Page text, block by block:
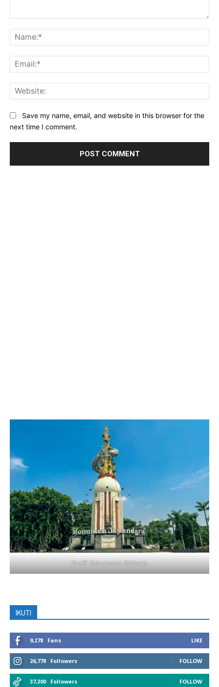
Save my name, email, and website in this browser for the
next time I comment.
Profil Kabupaten Sidoarjo
IKUTI
9,278 Fans LIKE
26,778 Followers FOLLOW
37,300 Followers FOLLOW